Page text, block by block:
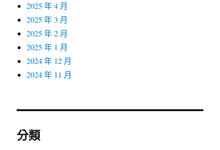
2025 年 4 月
2025 年 3 月
2025 年 2 月
2025 年 1 月
2024 年 12 月
2024 年 11 月
分類